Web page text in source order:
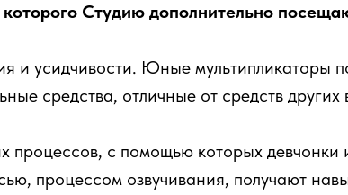
Студию дополнительно
и усидчивости. Юные мультипликаторы
средства, отличные от средств
процессов, с помощью которых
процессом озвучивания, получают